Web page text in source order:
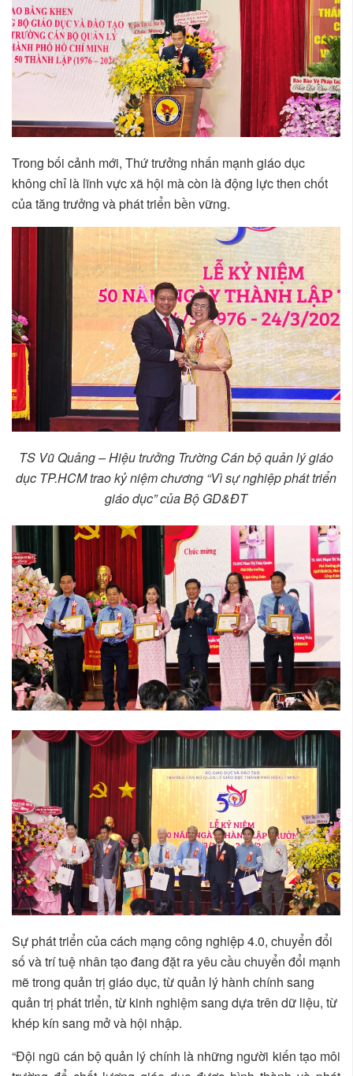
Trong bối cảnh mới, Thứ trưởng nhấn mạnh giáo dục
không chỉ là lĩnh vực xã hội mà còn là động lực then chốt
của tăng trưởng và phát triển bền vững.
TS Vũ Quảng – Hiệu trưởng Trường Cán bộ quản lý giáo
dục TP.HCM trao kỷ niệm chương “Vì sự nghiệp phát triển
giáo dục” của Bộ GD&ĐT
Sự phát triển của cách mạng công nghiệp 4.0, chuyển đổi
số và trí tuệ nhân tạo đang đặt ra yêu cầu chuyển đổi mạnh
mẽ trong quản trị giáo dục, từ quản lý hành chính sang
quản trị phát triển, từ kinh nghiệm sang dựa trên dữ liệu, từ
khép kín sang mở và hội nhập.
“Đội ngũ cán bộ quản lý chính là những người kiến tạo môi